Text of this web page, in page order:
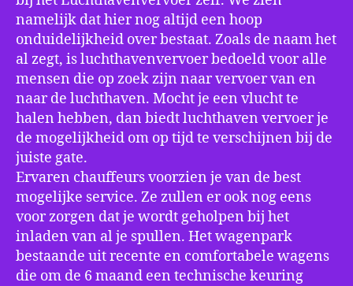
namelijk dat hier nog altijd een hoop
onduidelijkheid over bestaat. Zoals de naam het
al zegt, is luchthavenvervoer bedoeld voor alle
mensen die op zoek zijn naar vervoer van en
naar de luchthaven. Mocht je een vlucht te
halen hebben, dan biedt luchthaven vervoer je
de mogelijkheid om op tijd te verschijnen bij de
juiste gate.
Ervaren chauffeurs voorzien je van de best
mogelijke service. Ze zullen er ook nog eens
voor zorgen dat je wordt geholpen bij het
inladen van al je spullen. Het wagenpark
bestaande uit recente en comfortabele wagens
die om de 6 maand een technische keuring